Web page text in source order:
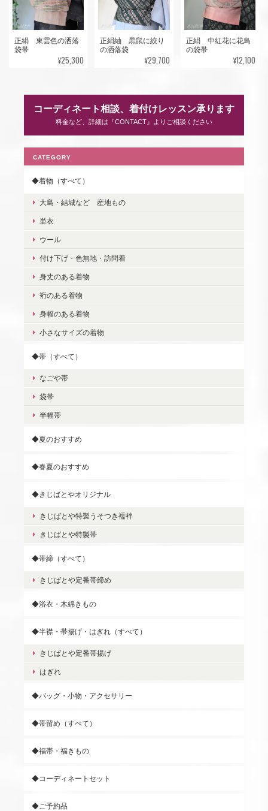
正絹 東雲色の洒落
袋帯
¥25,300
正絹紬 黒鼠に絞り
の洒落袋
¥29,700
正絹 中紅花に花鳥
の袋帯
¥12,100
コーディネート相談、着付けレッスン承ります
料金など、詳細は『CONTACT』よりご相談ください
CATEGORY
◆着物（すべて）
大島・結城など 産地もの
単衣
ウール
付け下げ・色無地・訪問着
身丈のある着物
裄のある着物
身幅のある着物
小さなサイズの着物
◆帯（すべて）
なごや帯
袋帯
半幅帯
◆夏のおすすめ
◆春夏のおすすめ
◆きじばとやオリジナル
きじばとや特製うそつき襦袢
きじばとや特製帯
◆帯締（すべて）
きじばとや定番帯締め
◆浴衣・木綿きもの
◆半襟・帯揚げ・はぎれ（すべて）
きじばとや定番帯揚げ
はぎれ
◆バッグ・小物・アクセサリー
◆帯留め（すべて）
◆福帯・福きもの
◆コーディネートセット
◆ご予約品